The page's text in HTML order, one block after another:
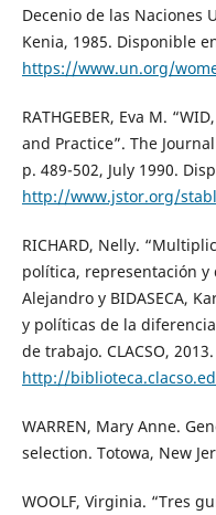
Decenio de las Naciones
Kenia, 1985. Disponible
https://www.un.org/
RATHGEBER, Eva M.
and Practice”. The
p. 489-502, July 1990.
http://www.jstor.org/
RICHARD, Nelly.
política, representación y
Alejandro y BIDASECA,
y políticas de la
de trabajo. CLACSO,
http://
WARREN, Mary Anne.
selection. Totowa, New
WOOLF, Virginia. “Tres